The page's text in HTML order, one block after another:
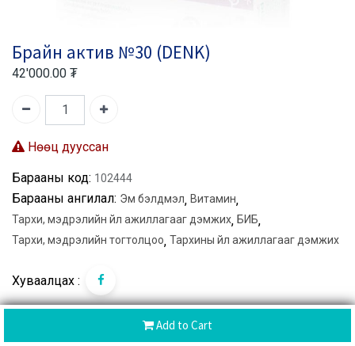
Add to Cart
Брайн актив №30 (DENK)
42'000.00 ₮
Нөөц дууссан
Барааны код: 102444
Барааны ангилал: Эм бэлдмэл, Витамин,
Тархи, мэдрэлийн үйл ажиллагааг дэмжих, БИБ,
Тархи, мэдрэлийн тогтолцоо, Тархины үйл ажиллагааг дэмжих
Хуваалцах :